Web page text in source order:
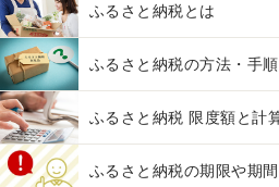
ふるさと納税とは
ふるさと納税の方法・手順
ふるさと納税 限度額と計
ふるさと納税の期限や期間